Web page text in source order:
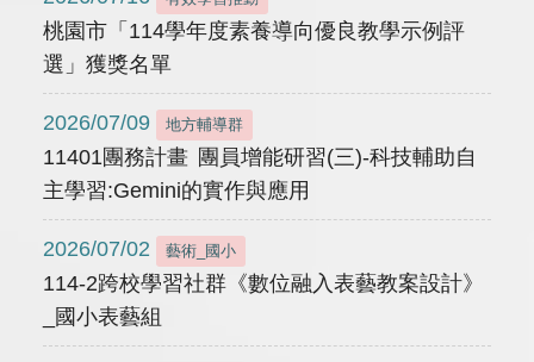
桃園市「114學年度素養導向優良教學示例評
選」獲獎名單
2026/07/09 地方輔導群
11401團務計畫 團員增能研習(三)-科技輔助自
主學習:Gemini的實作與應用
2026/07/02 藝術_國小
114-2跨校學習社群《數位融入表藝教案設計》
_國小表藝組